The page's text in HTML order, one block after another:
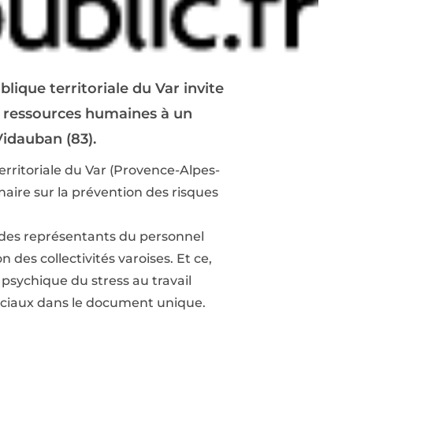
territoriale du Var invite
humaines à un
(83).
du Var (Provence-Alpes-
sur la prévention des risques
représentants du personnel
des collectivités varoises. Et ce,
du stress au travail
dans le document unique.